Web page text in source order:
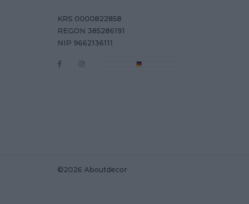
KRS 0000822858
REGON 385286191
NIP 9662136111
©2026 Aboutdecor